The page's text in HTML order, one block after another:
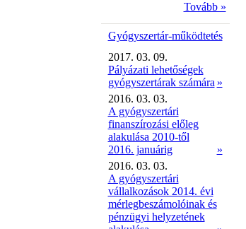
Tovább »
Gyógyszertár-működtetés
2017. 03. 09.
Pályázati lehetőségek
gyógyszertárak számára »
2016. 03. 03.
A gyógyszertári
finanszírozási előleg
alakulása 2010-től
2016. januárig
»
2016. 03. 03.
A gyógyszertári
vállalkozások 2014. évi
mérlegbeszámolóinak és
pénzügyi helyzetének